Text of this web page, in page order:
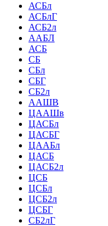
АСБл
АСБлГ
АСБ2л
ААБЛ
АСБ
СБ
СБл
СБГ
СБ2л
ААШВ
ЦААШв
ЦАСБл
ЦАСБГ
ЦААБл
ЦАСБ
ЦАСБ2л
ЦСБ
ЦСБл
ЦСБ2л
ЦСБГ
СБ2лГ